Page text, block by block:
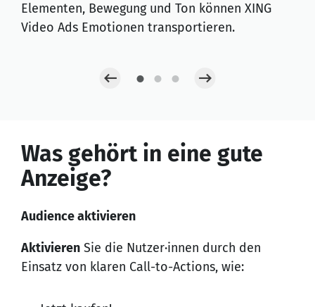
Elementen, Bewegung und Ton können XING
Video Ads Emotionen transportieren.
Was gehört in eine gute
Anzeige?
Audience aktivieren
Aktivieren Sie die Nutzer·innen durch den
Einsatz von klaren Call-to-Actions, wie: